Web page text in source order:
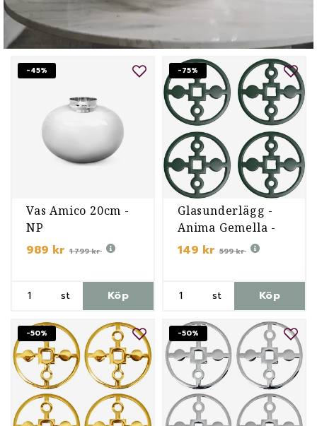
-45%
Vas Amico 20cm -
NP
989 kr 1 799 kr
st Köp
-75%
Glasunderlägg -
Anima Gemella -
Grön
149 kr 599 kr
st Köp
-50% -50%